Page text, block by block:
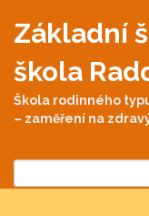
Základní
škola
Škola rodinného
– zaměření na